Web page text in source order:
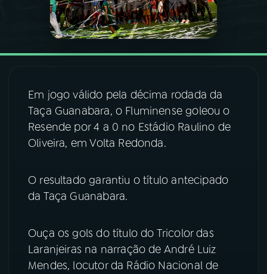
PODCASTS
06VIDEOCASTS
07 ÚLTIMAS
FESTIVAL DE MÚSICA
YouTube
Instagram X
TikTok
Em jogo válido pela décima rodada da
Taça Guanabara, o Fluminense goleou o
Resende por 4 a 0 no Estádio Raulino de
Oliveira, em Volta Redonda.
O resultado garantiu o título antecipado
da Taça Guanabara.
Ouça os gols do título do Tricolor das
Laranjeiras na narração de André Luiz
Mendes, locutor da Rádio Nacional de